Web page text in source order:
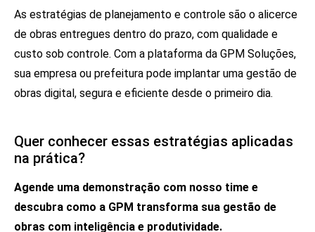
As estratégias de planejamento e controle são o alicerce
de obras entregues dentro do prazo, com qualidade e
custo sob controle. Com a plataforma da GPM Soluções,
sua empresa ou prefeitura pode implantar uma gestão de
obras digital, segura e eficiente desde o primeiro dia.
Quer conhecer essas estratégias aplicadas
na prática?
Agende uma demonstração com nosso time e
descubra como a GPM transforma sua gestão de
obras com inteligência e produtividade.